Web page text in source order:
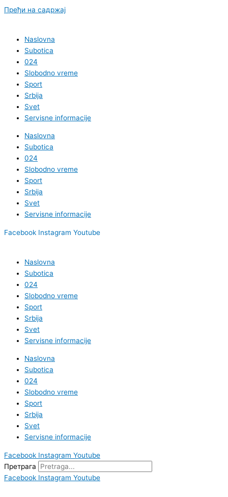
Пређи на садржај
Naslovna
Subotica
024
Slobodno vreme
Sport
Srbija
Svet
Servisne informacije
Naslovna
Subotica
024
Slobodno vreme
Sport
Srbija
Svet
Servisne informacije
Facebook Instagram Youtube
Naslovna
Subotica
024
Slobodno vreme
Sport
Srbija
Svet
Servisne informacije
Naslovna
Subotica
024
Slobodno vreme
Sport
Srbija
Svet
Servisne informacije
Facebook Instagram Youtube
Претрага
Facebook Instagram Youtube